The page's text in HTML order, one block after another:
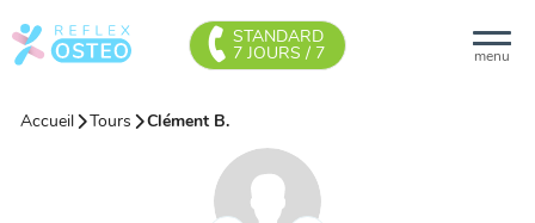
menu
STANDARD
7 JOURS / 7
Accueil Tours Clément B.